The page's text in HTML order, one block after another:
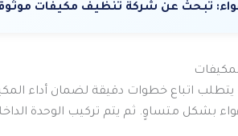
تبحث عن شركة تنظيف مكيفات موثوقة؟
يتطلب اتباع خطوات دقيقة لضمان أداء
بشكل متساوٍ. ثم يتم تركيب الوحدة